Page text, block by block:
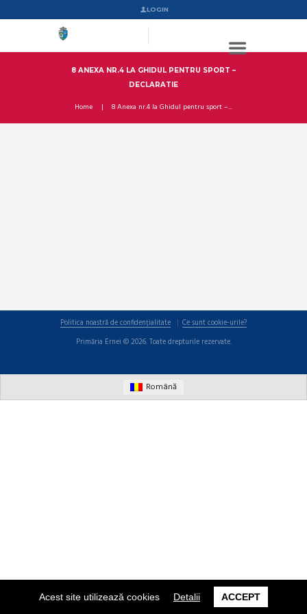
Acest site utilizează cookies Detalii ACCEPT
LOGIN
8 ANEXA NR.4 LA GHIDUL PENTRU SPORT –
DECLARATIE
Home 8 Anexa nr.4 la Ghidul pentru sport –...
Politica noastră de confidențialitate
Ce sunt cookie-urile?
Primăria Ernei © 2026. Toate drepturile rezervate.
Română